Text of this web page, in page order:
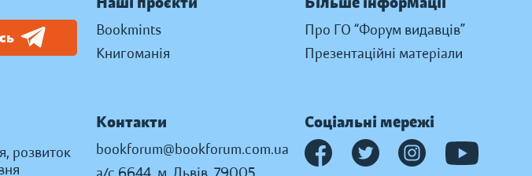
розвиток
Bookmints
Книгоманія
Про ГО “Форум видавців”
Презентаційні матеріали
Контакти
bookforum@bookforum.com.ua
Соціальні мережі